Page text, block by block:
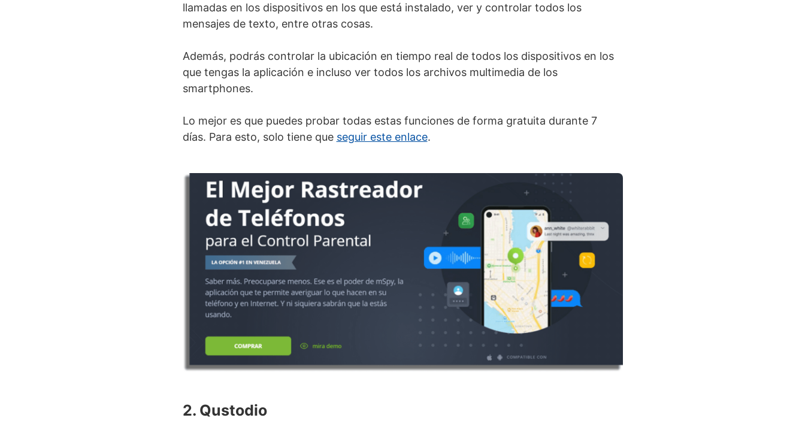
llamadas en los dispositivos en los que está instalado, ver y controlar todos los
mensajes de texto, entre otras cosas.
Además, podrás controlar la ubicación en tiempo real de todos los dispositivos en los
que tengas la aplicación e incluso ver todos los archivos multimedia de los
smartphones.
Lo mejor es que puedes probar todas estas funciones de forma gratuita durante 7
días. Para esto, solo tiene que seguir este enlace.
2. Qustodio